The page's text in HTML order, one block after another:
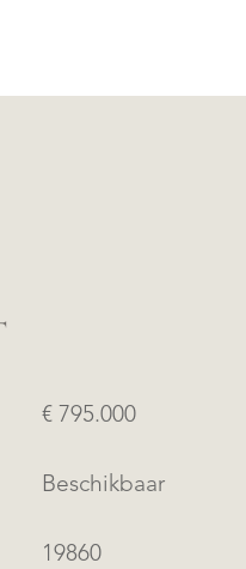
€ 795.000
Beschikbaar
19860